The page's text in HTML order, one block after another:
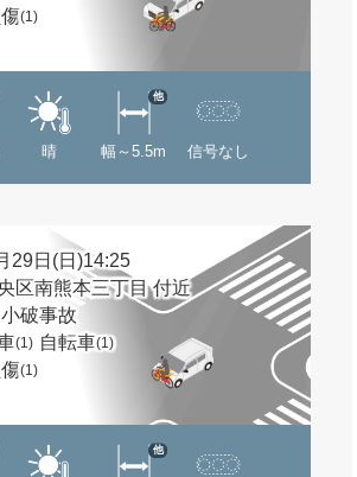
(1)
晴 幅～5.5m
他
信号なし
29日(日)14:25
区南熊本三丁目 付近
破事故
(1) 自転車(1)
(1)
他